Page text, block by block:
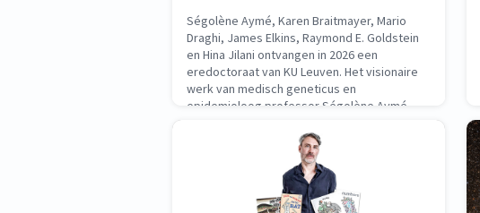
Ségolène Aymé, Karen Braitmayer, Mario
Draghi, James Elkins, Raymond E. Goldstein
en Hina Jilani ontvangen in 2026 een
eredoctoraat van KU Leuven. Het visionaire
werk van medisch geneticus en
epidemioloog professor Ségolène Aymé
het wetenschappelijk onderzoek naar